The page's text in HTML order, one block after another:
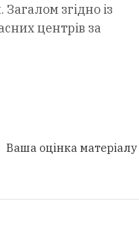
згідно із
центрів за
Ваша оцінка матеріалу